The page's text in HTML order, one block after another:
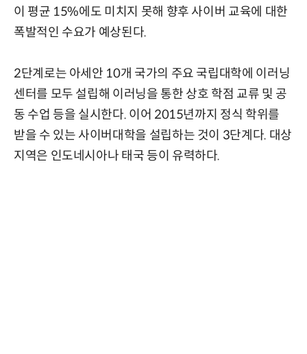
이 평균 15%에도 미치지 못해 향후 사이버 교육에 대한
폭발적인 수요가 예상된다.
2단계로는 아세안 10개 국가의 주요 국립대학에 이러닝
센터를 모두 설립해 이러닝을 통한 상호 학점 교류 및 공
동 수업 등을 실시한다. 이어 2015년까지 정식 학위를
받을 수 있는 사이버대학을 설립하는 것이 3단계다. 대상
지역은 인도네시아나 태국 등이 유력하다.